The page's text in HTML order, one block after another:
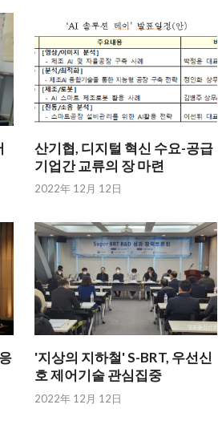
산기협, 디지털 혁신 수요-공급
기업간 교류의 장 마련
2022年 12月 12日
'지상의 지하철' S-BRT, 우선신
호 제어기술 관심집중
2022年 12月 12日